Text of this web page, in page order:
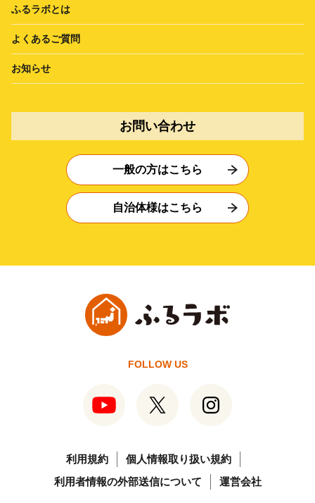
ふるラボとは
よくあるご質問
お知らせ
お問い合わせ
一般の方はこちら
自治体様はこちら
FOLLOW US
利用規約
個人情報取り扱い規約
利用者情報の外部送信について
運営会社